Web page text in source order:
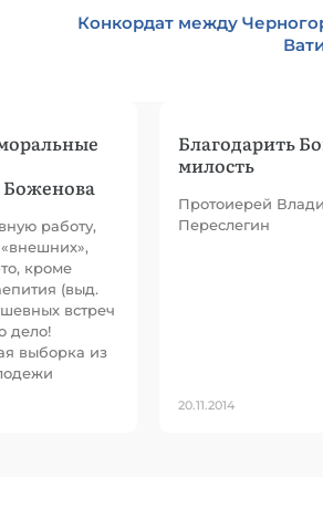
Конкордат между
Боженова
работу,
кроме
(выд.
встреч
дело!
выборка из
Благодарить
милость
Протоиерей
Переслегин
20.11.2014